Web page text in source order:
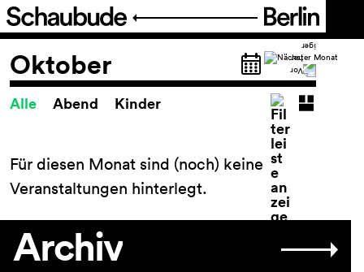
Programm
Spielplan
FIGURE IT OUT
Festival Theater der Dinge
Reihen und Projekte
Archiv
Oktober
Alle Abend Kinder
Spielplan
Für diesen Monat sind (noch) keine
Veranstaltungen hinterlegt.
Archiv